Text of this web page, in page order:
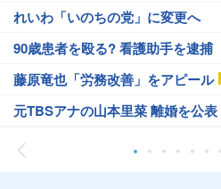
れいわ「いのちの党」に変更へ
90歳患者を殴る? 看護助手を逮捕
藤原竜也「労務改善」をアピール
元TBSアナの山本里菜 離婚を公表